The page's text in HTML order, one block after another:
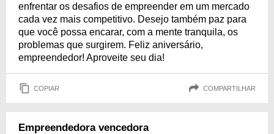
enfrentar os desafios de empreender em um mercado
cada vez mais competitivo. Desejo também paz para
que você possa encarar, com a mente tranquila, os
problemas que surgirem. Feliz aniversário,
empreendedor! Aproveite seu dia!
COPIAR COMPARTILHAR
Empreendedora vencedora